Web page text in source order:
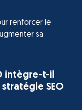
renforcer le
sa
intègre-t-il
SEO